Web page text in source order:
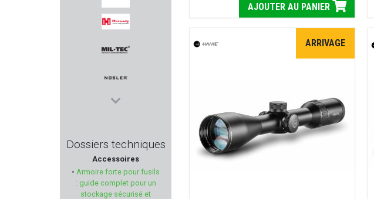
HOWA
HORNADY
MIL-TEC
NOSLER
LEATHERMAN
PACHMAYR
Dossiers techniques
Accessoires
• Armoire forte pour fusils
: guide complet pour un
stockage sécurisé et
AJOUTER AU PANIER
ARRIVAGE